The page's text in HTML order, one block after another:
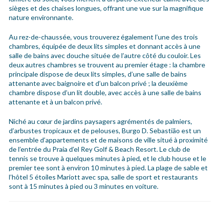
sièges et des chaises longues, offrant une vue sur la magnifique
nature environnante.
Au rez-de-chaussée, vous trouverez également l’une des trois
chambres, équipée de deux lits simples et donnant accès à une
salle de bains avec douche située de l’autre côté du couloir. Les
deux autres chambres se trouvent au premier étage : la chambre
principale dispose de deux lits simples, d’une salle de bains
attenante avec baignoire et d’un balcon privé ; la deuxième
chambre dispose d’un lit double, avec accès à une salle de bains
attenante et à un balcon privé.
Niché au cœur de jardins paysagers agrémentés de palmiers,
d’arbustes tropicaux et de pelouses, Burgo D. Sebastião est un
ensemble d’appartements et de maisons de ville situé à proximité
de l’entrée du Praia d’el Rey Golf & Beach Resort. Le club de
tennis se trouve à quelques minutes à pied, et le club house et le
premier tee sont à environ 10 minutes à pied. La plage de sable et
l’hôtel 5 étoiles Mariott avec spa, salle de sport et restaurants
sont à 15 minutes à pied ou 3 minutes en voiture.